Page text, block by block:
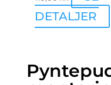
DETALJER